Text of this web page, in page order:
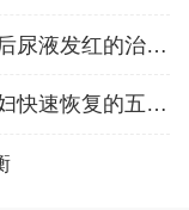
产妇产后尿液发红怎么办 产后尿液发红的治疗方
如何进行产妇产后保养 让产妇快速恢复的五方面